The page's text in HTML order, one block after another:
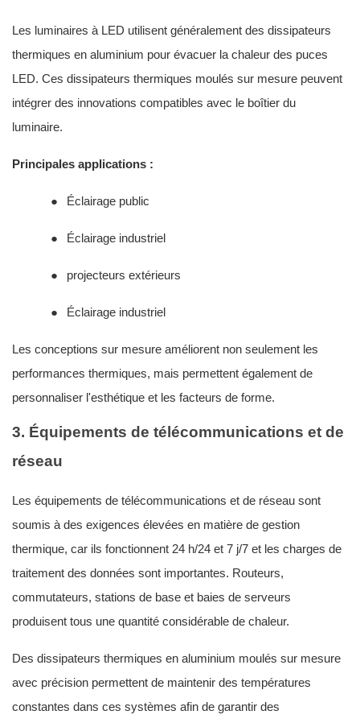
Les luminaires à LED utilisent généralement des dissipateurs
thermiques en aluminium pour évacuer la chaleur des puces
LED. Ces dissipateurs thermiques moulés sur mesure peuvent
intégrer des innovations compatibles avec le boîtier du
luminaire.
Principales applications :
● Éclairage public
● Éclairage industriel
● projecteurs extérieurs
● Éclairage industriel
Les conceptions sur mesure améliorent non seulement les
performances thermiques, mais permettent également de
personnaliser l'esthétique et les facteurs de forme.
3. Équipements de télécommunications et de
réseau
Les équipements de télécommunications et de réseau sont
soumis à des exigences élevées en matière de gestion
thermique, car ils fonctionnent 24 h/24 et 7 j/7 et les charges de
traitement des données sont importantes. Routeurs,
commutateurs, stations de base et baies de serveurs
produisent tous une quantité considérable de chaleur.
Des dissipateurs thermiques en aluminium moulés sur mesure
avec précision permettent de maintenir des températures
constantes dans ces systèmes afin de garantir des